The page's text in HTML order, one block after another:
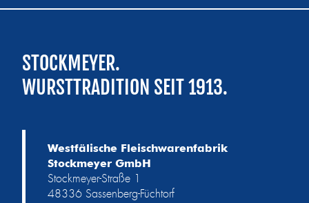
STOCKMEYER.
WURSTTRADITION SEIT 1913.
Westfälische Fleischwarenfabrik
Stockmeyer GmbH
Stockmeyer-Straße 1
48336 Sassenberg-Füchtorf